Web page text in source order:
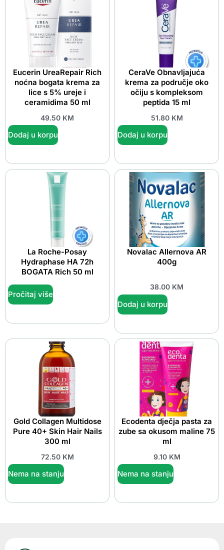
Eucerin UreaRepair Rich
noćna bogata krema za
lice s 5% ureje i
ceramidima 50 ml
49.50 KM
Dodaj u korpu
CeraVe Obnavljajuća
krema za područje oko
očiju s kompleksom
peptida 15 ml
51.80 KM
Dodaj u korpu
La Roche-Posay
Hydraphase HA 72h
BOGATA Rich 50 ml
Pročitaj više
Novalac Allernova AR
400g
38.00 KM
Dodaj u korpu
Gold Collagen Multidose
Pure 40+ Skin Hair Nails
300 ml
72.50 KM
Nema na stanju
Ecodenta dječja pasta za
zube sa okusom maline 75
ml
9.10 KM
Nema na stanju